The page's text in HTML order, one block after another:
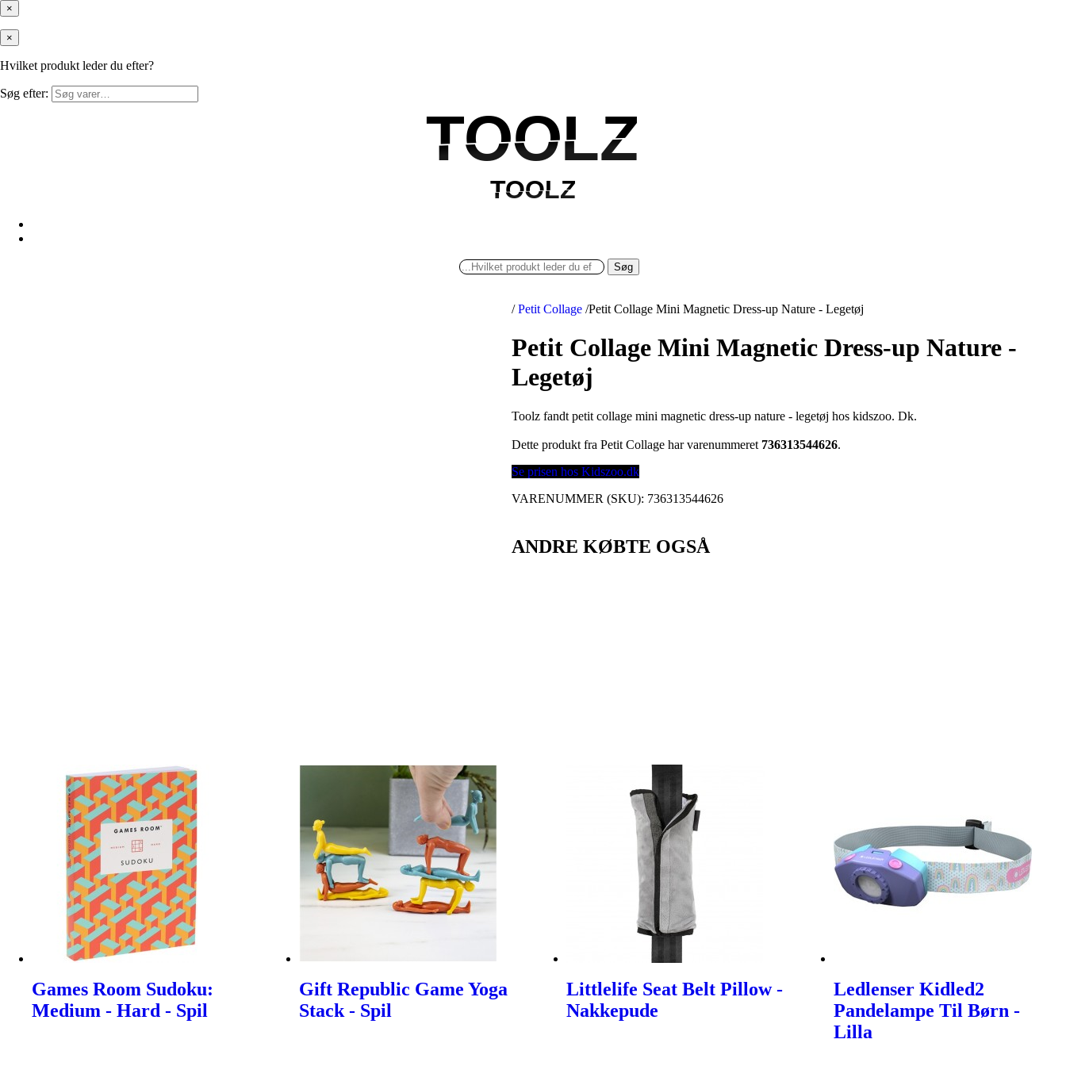
×
×
Hvilket produkt leder du efter?
Søg efter:
TOOLZ
TOOLZ
TOOLZ
TOOLZ
Søg
/ Petit Collage /Petit Collage Mini Magnetic Dress-up Nature - Legetøj
Petit Collage Mini Magnetic Dress-up Nature -
Legetøj
Toolz fandt petit collage mini magnetic dress-up nature - legetøj hos kidszoo. Dk.
Dette produkt fra Petit Collage har varenummeret 736313544626.
Se prisen hos Kidszoo.dk
VARENUMMER (SKU): 736313544626
ANDRE KØBTE OGSÅ
Games Room Sudoku:
Medium - Hard - Spil
Gift Republic Game Yoga
Stack - Spil
Littlelife Seat Belt Pillow -
Nakkepude
Ledlenser Kidled2
Pandelampe Til Børn -
Lilla